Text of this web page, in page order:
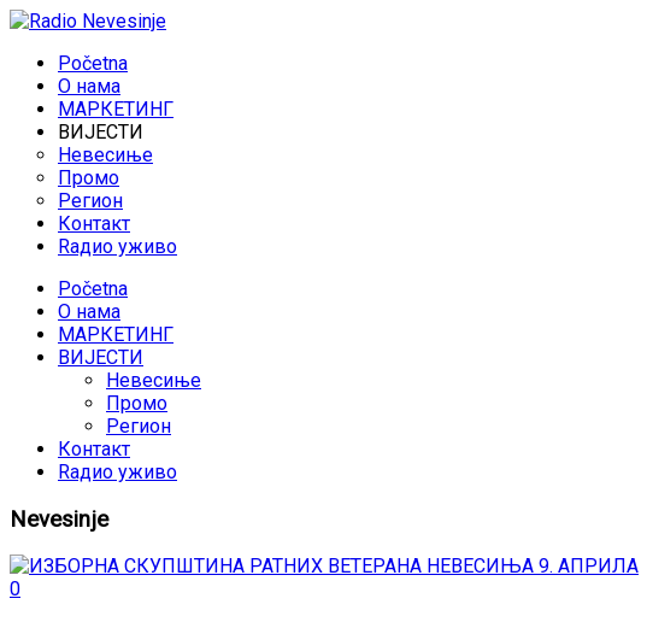
Početna
O нама
МАРКЕТИНГ
ВИЈЕСТИ
Невесиње
Промо
Регион
Контакт
Rадио уживо
Početna
O нама
МАРКЕТИНГ
ВИЈЕСТИ
Невесиње
Промо
Регион
Контакт
Rадио уживо
Nevesinje
0